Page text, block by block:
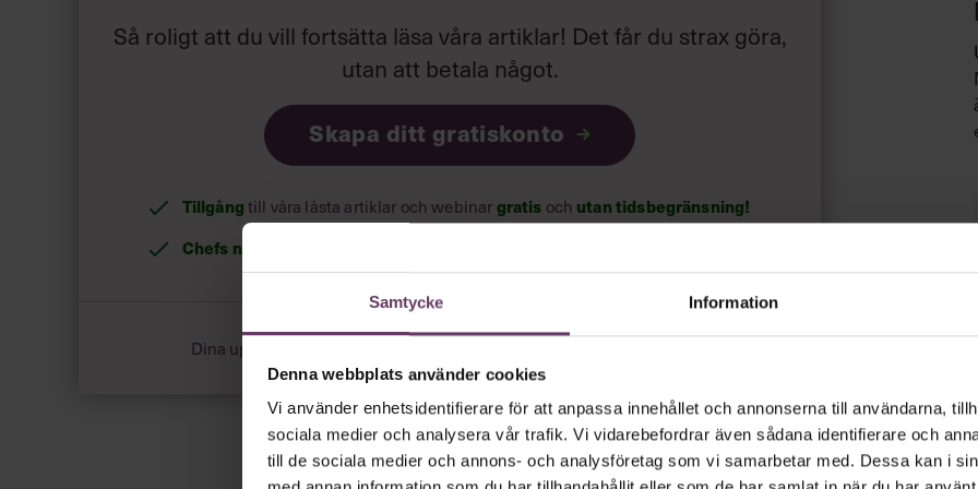
Samtycke Information
Denna webbplats använder cookies
Vi använder enhetsidentifierare för att anpassa innehållet och annonserna till användarna,
sociala medier och analysera vår trafik. Vi vidarebefordrar även sådana identifierare och
till de sociala medier och annons- och analysföretag som vi samarbetar med. Dessa kan i
Så roligt att du vill fortsätta läsa våra artiklar! Det får du strax göra,
utan att betala något.
Skapa ditt gratiskonto
Tillgångtill våra låsta artiklar och webinargratis och utan tidsbegränsning!
Chefs nyhetsbrev
Dina uppgifter delas aldrig med tredje part.